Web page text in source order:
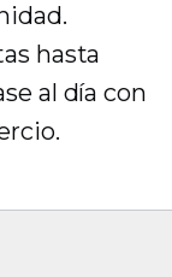
hasta
al día con